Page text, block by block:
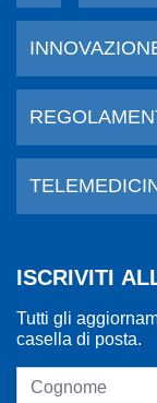
ISCRIVITI
Tutti gli
casella di posta.